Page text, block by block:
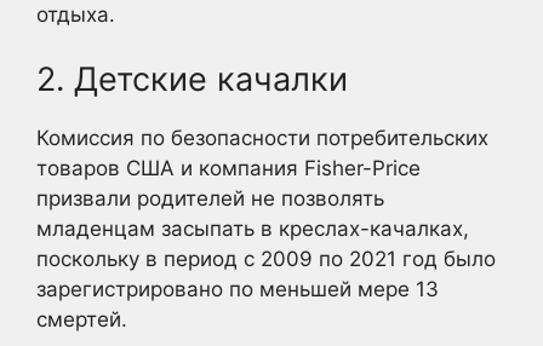
отдыха.
2. Детские качалки
Комиссия по безопасности потребительских
товаров США и компания Fisher-Price
призвали родителей не позволять
младенцам засыпать в креслах-качалках,
поскольку в период с 2009 по 2021 год было
зарегистрировано по меньшей мере 13
смертей.